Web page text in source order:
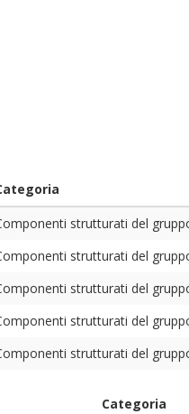
strutturati del
strutturati del
strutturati del
strutturati del
strutturati del
Categoria